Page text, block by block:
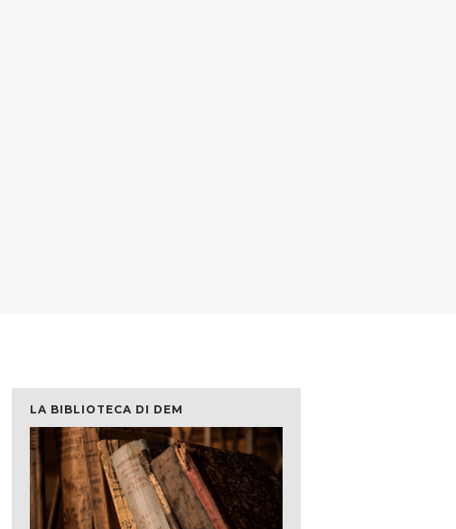
LA BIBLIOTECA DI DEM